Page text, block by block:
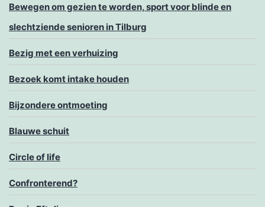
Bewegen om gezien te worden, sport voor blinde en
slechtziende senioren in Tilburg
Bezig met een verhuizing
Bezoek komt intake houden
Bijzondere ontmoeting
Blauwe schuit
Circle of life
Confronterend?